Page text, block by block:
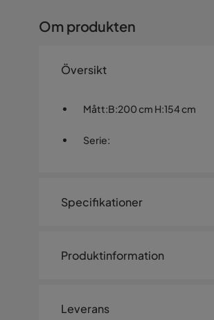
Om produkten
Översikt
Mått:B:200 cm H:154 cm
Serie:
Specifikationer
Storlek
Produktinformation
Leverans